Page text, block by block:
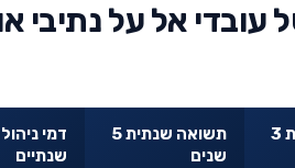
אל על נתיבי
תשואה שנתית 3
תשואה שנתית 5
שנים
דמי ניהול
שנתיים